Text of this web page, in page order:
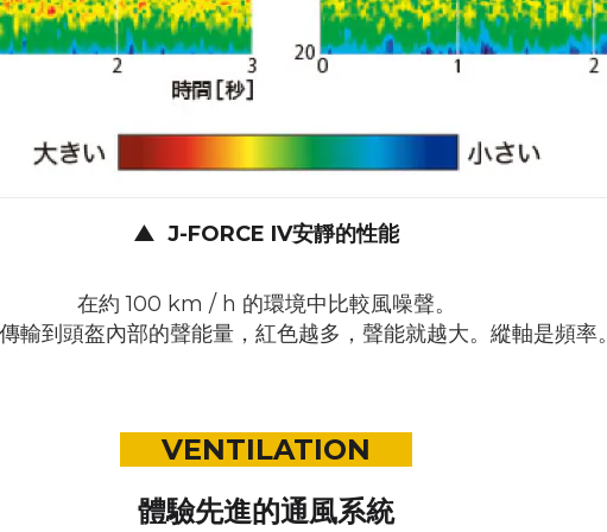
▲ J-FORCE IV安靜的性能
在約 100 km / h 的環境中比較風噪聲。
輸到頭盔內部的聲能量，紅色越多，聲能就越大。縱軸是頻率。
VENTILATION
體驗先進的通風系統